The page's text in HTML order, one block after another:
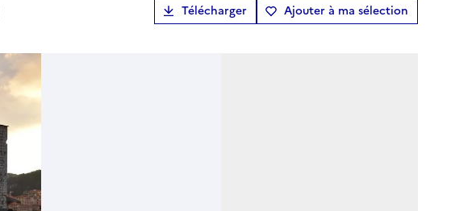
Télécharger Ajouter à ma sélection